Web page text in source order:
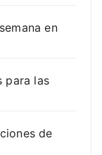
en
para las
de